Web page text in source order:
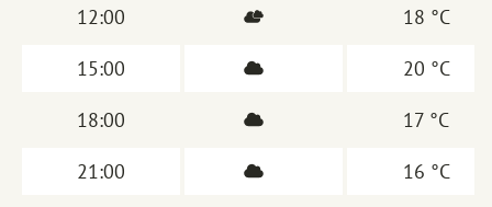
12:00 18 °C
15:00 20 °C
18:00 17 °C
21:00 16 °C